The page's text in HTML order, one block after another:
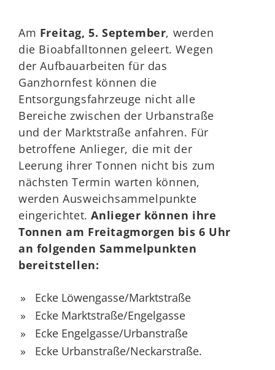
Am Freitag, 5. September, werden
die Bioabfalltonnen geleert. Wegen
der Aufbauarbeiten für das
Ganzhornfest können die
Entsorgungsfahrzeuge nicht alle
Bereiche zwischen der Urbanstraße
und der Marktstraße anfahren. Für
betroffene Anlieger, die mit der
Leerung ihrer Tonnen nicht bis zum
nächsten Termin warten können,
werden Ausweichsammelpunkte
eingerichtet.Anlieger können ihre
Tonnen am Freitagmorgen bis 6 Uhr
an folgenden Sammelpunkten
bereitstellen:
Ecke Löwengasse/Marktstraße
Ecke Marktstraße/Engelgasse
Ecke Engelgasse/Urbanstraße
Ecke Urbanstraße/Neckarstraße.